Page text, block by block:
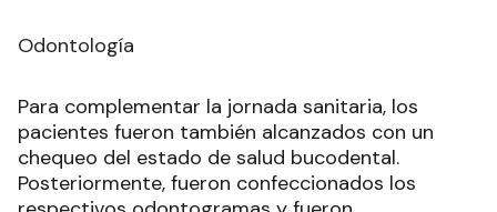
Odontología
Para complementar la jornada sanitaria, los
pacientes fueron también alcanzados con un
chequeo del estado de salud bucodental.
Posteriormente, fueron confeccionados los